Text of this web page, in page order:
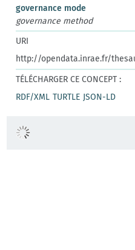
governance mode
governance method
URI
http://opendata.inrae.fr/
TÉLÉCHARGER CE CONCEPT :
RDF/XML TURTLE JSON-LD